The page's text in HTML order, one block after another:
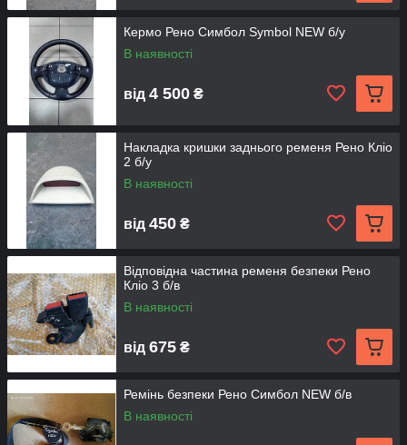
Кермо Рено Симбол Symbol NEW б/у
В наявності
від 4 500 ₴
Накладка кришки заднього ременя Рено Кліо
2 б/у
В наявності
від 450 ₴
Відповідна частина ременя безпеки Рено
Кліо 3 б/в
В наявності
від 675 ₴
Ремінь безпеки Рено Симбол NEW б/в
В наявності